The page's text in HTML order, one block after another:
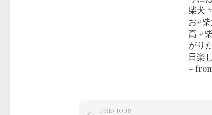
柴犬
お#
高 #
がり
日楽
–
PREVIOUS